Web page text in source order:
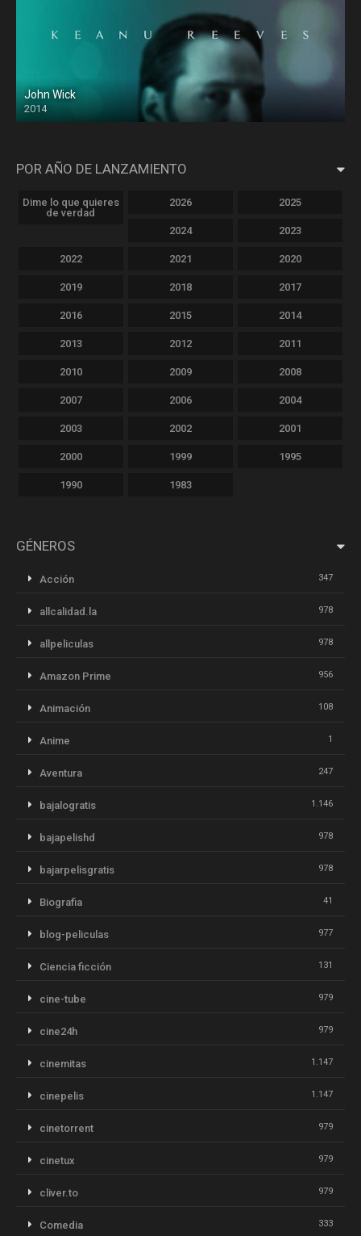
John Wick
2014
POR AÑO DE LANZAMIENTO
Dime lo que quieres
de verdad
2026 2025
2024 2023
2022 2021 2020
2019 2018 2017
2016 2015 2014
2013 2012 2011
2010 2009 2008
2007 2006 2004
2003 2002 2001
2000 1999 1995
1990 1983
GÉNEROS
Acción 347
allcalidad.la 978
allpeliculas 978
Amazon Prime 956
Animación 108
Anime 1
Aventura 247
bajalogratis 1.146
bajapelishd 978
bajarpelisgratis 978
Biografia 41
blog-peliculas 977
Ciencia ficción 131
cine-tube 979
cine24h 979
cinemitas 1.147
cinepelis 1.147
cinetorrent 979
cinetux 979
cliver.to 979
Comedia 333